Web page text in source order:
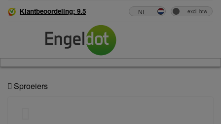
Klantbeoordeling: 9.5
Sproeiers